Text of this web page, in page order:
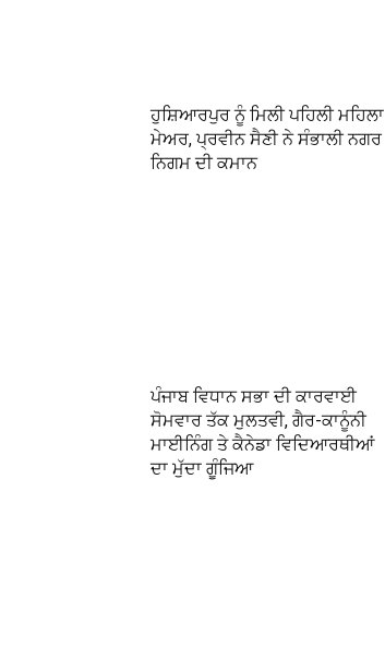
ਹੁਸ਼ਿਆਰਪੁਰ ਨੂੰ ਮਿਲੀ ਪਹਿਲੀ ਮਹਿਲਾ
ਮੇਅਰ, ਪ੍ਰਵੀਨ ਸੈਣੀ ਨੇ ਸੰਭਾਲੀ ਨਗਰ
ਨਿਗਮ ਦੀ ਕਮਾਨ
ਪੰਜਾਬ ਵਿਧਾਨ ਸਭਾ ਦੀ ਕਾਰਵਾਈ
ਸੋਮਵਾਰ ਤੱਕ ਮੁਲਤਵੀ, ਗੈਰ-ਕਾਨੂੰਨੀ
ਮਾਈਨਿੰਗ ਤੇ ਕੈਨੇਡਾ ਵਿਦਿਆਰਥੀਆਂ
ਦਾ ਮੁੱਦਾ ਗੂੰਜਿਆ